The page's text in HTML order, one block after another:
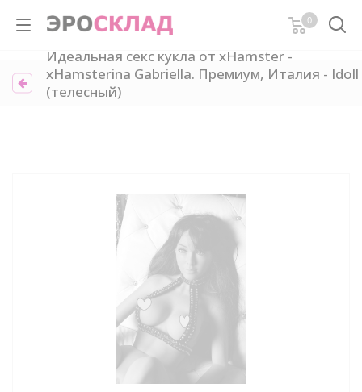
0
Идеальная секс кукла от xHamster -
xHamsterina Gabriella. Премиум, Италия - Idoll
(телесный)